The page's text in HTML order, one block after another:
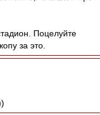
Поцелуйте
за это.